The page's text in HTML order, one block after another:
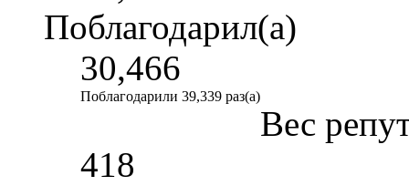
Поблагодарил(а)
30,466
Поблагодарили 39,339 раз(а)
Вес
418